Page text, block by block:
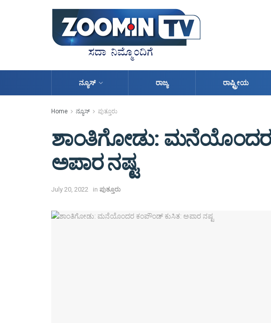
ನ್ಯೂಸ್ ರಾಜ್ಯ ರಾಷ್ಟ್ರೀಯ
Home ನ್ಯೂಸ್ ಪುತ್ತೂರು
ಶಾಂತಿಗೋಡು:
ಅಪಾರ ನಷ್ಟ
July 20, 2022 in ಪುತ್ತೂರು